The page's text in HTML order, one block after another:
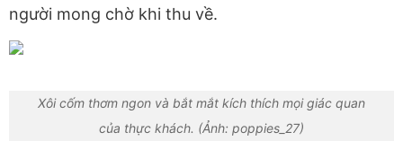
người mong chờ khi thu về.
Xôi cốm thơm ngon và bắt mắt kích thích mọi giác quan
của thực khách. (Ảnh: poppies_27)